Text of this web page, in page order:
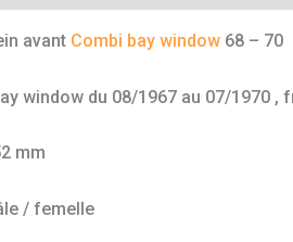
avant Combi bay window68 – 70
window du 08/1967 au 07/1970 ,
mm
/ femelle